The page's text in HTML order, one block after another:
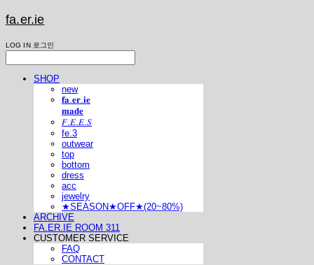
fa.er.ie
LOG IN 로그인
SHOP
new
𝐟𝐚.𝐞𝐫.𝐢𝐞
𝐦𝐚𝐝𝐞
𝐹.𝐸.𝐸.𝑆
fe.3
outwear
top
bottom
dress
acc
jewelry
★SEASON★OFF★(20~80%)
ARCHIVE
FA.ER.IE ROOM 311
CUSTOMER SERVICE
FAQ
CONTACT